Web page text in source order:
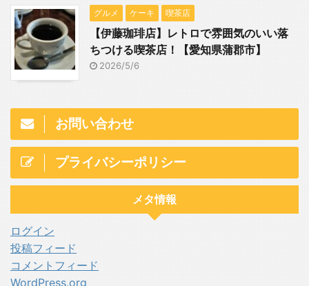
グルメ ケーキ 喫茶店
【伊藤珈琲店】レトロで雰囲気のいい落
ちつける喫茶店！【愛知県蒲郡市】
2026/5/6
お問い合わせ
プライバシーポリシー
メタ情報
ログイン
投稿フィード
コメントフィード
WordPress.org